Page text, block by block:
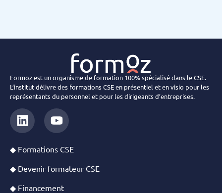
Formoz est un organisme de formation 100% spécialisé dans le CSE.
L’institut délivre des formations CSE en présentiel et en visio pour les
représentants du personnel et pour les dirigeants d’entreprises.
◆ Formations CSE
◆ Devenir formateur CSE
◆ Financement